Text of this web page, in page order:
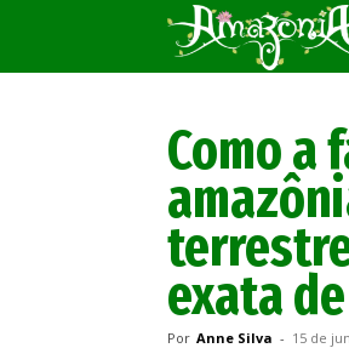
Como
exata
Por Anne Silva - 15 de